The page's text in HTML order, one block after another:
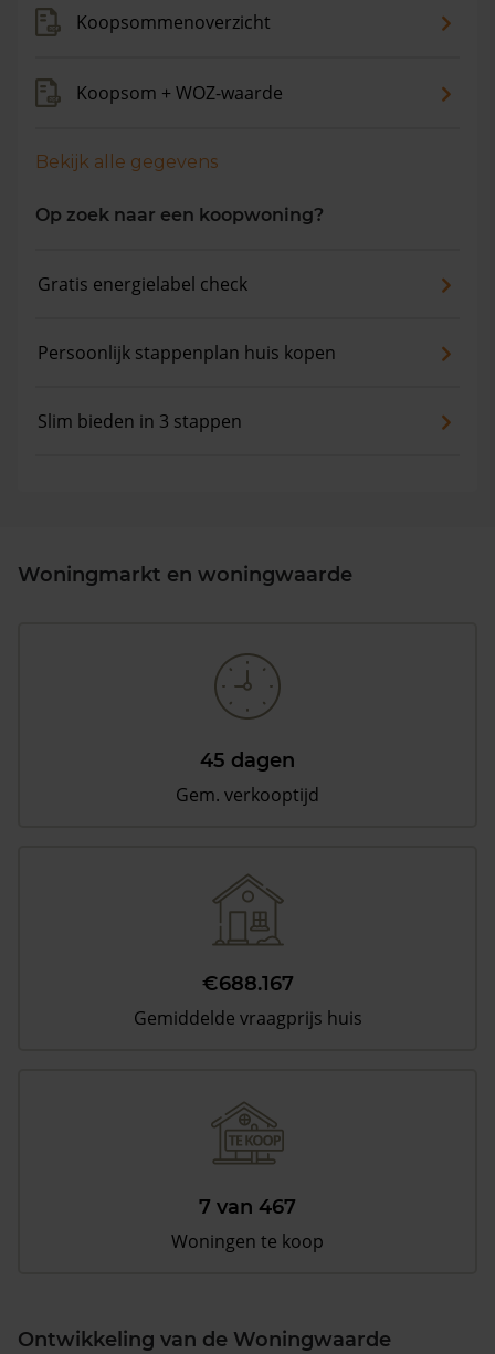
Koopsommenoverzicht
Koopsom + WOZ-waarde
Bekijk alle gegevens
Op zoek naar een koopwoning?
Gratis energielabel check
Persoonlijk stappenplan huis kopen
Slim bieden in 3 stappen
Woningmarkt en woningwaarde
45 dagen
Gem. verkooptijd
€688.167
Gemiddelde vraagprijs huis
7 van 467
Woningen te koop
Ontwikkeling van de Woningwaarde